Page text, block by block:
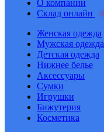
О компании
Склад онлайн
Женская одежда
Мужская одежда
Детская одежда
Нижнее белье
Аксессуары
Сумки
Игрушки
Бижутерия
Косметика